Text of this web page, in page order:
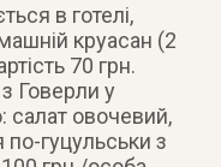
в готелі,
круасан (2
70 грн.
Говерли у
овочевий,
гуцульськи з